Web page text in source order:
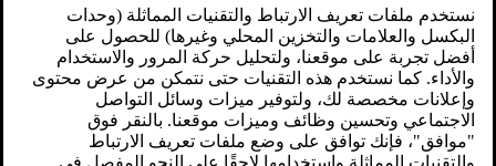
لن يظهر أي تسلسل للمجلدات في الشاشة المركزية خلال التشغيل.
الرقم الأقصى
الملفات
١٥ ٠٠٠
المجلدات
١ ٠٠٠
مستوى المجلدات
٨
قوائم التشغيل
١٠٠